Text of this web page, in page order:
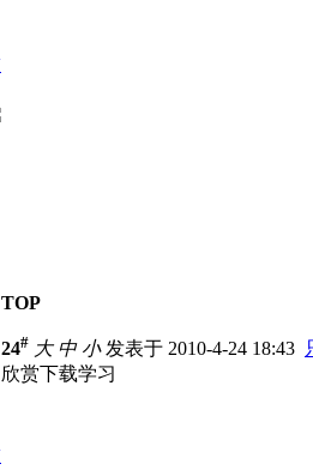
TOP
24# 大 中 小发表于 2010-4-24 18:43
欣赏下载学习